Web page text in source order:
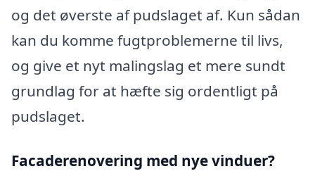
og det øverste af pudslaget af. Kun sådan
kan du komme fugtproblemerne til livs,
og give et nyt malingslag et mere sundt
grundlag for at hæfte sig ordentligt på
pudslaget.
Facaderenovering med nye vinduer?